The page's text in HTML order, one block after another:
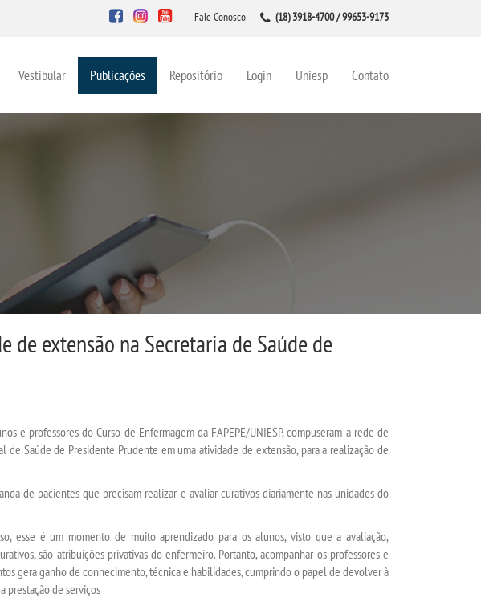
Fale Conosco (18) 3918-4700 / 99653-9173
Vestibular Publicações Repositório Login Uniesp Contato
de extensão na Secretaria de Saúde de
e professores do Curso de Enfermagem da FAPEPE/UNIESP, compuseram a rede de
de Saúde de Presidente Prudente em uma atividade de extensão, para a realização de
de pacientes que precisam realizar e avaliar curativos diariamente nas unidades do
esse é um momento de muito aprendizado para os alunos, visto que a avaliação,
são atribuições privativas do enfermeiro. Portanto, acompanhar os professores e
gera ganho de conhecimento, técnica e habilidades, cumprindo o papel de devolver à
prestação de serviços